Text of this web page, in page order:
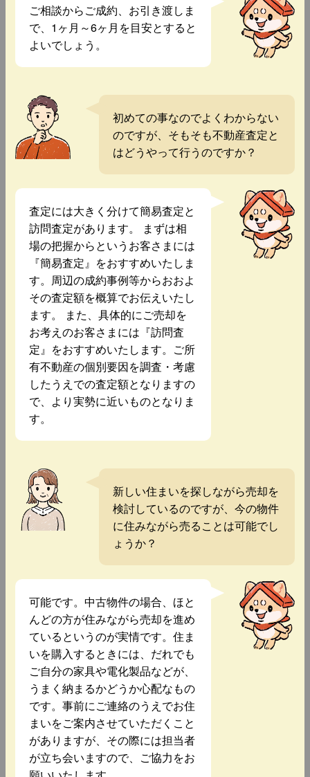
ご相談からご成約、お引き渡しま
で、1ヶ月～6ヶ月を目安とすると
よいでしょう。
初めての事なのでよくわからない
のですが、そもそも不動産査定と
はどうやって行うのですか？
査定には大きく分けて簡易査定と
訪問査定があります。 まずは相
場の把握からというお客さまには
『簡易査定』をおすすめいたしま
す。周辺の成約事例等からおおよ
その査定額を概算でお伝えいたし
ます。 また、具体的にご売却を
お考えのお客さまには『訪問査
定』をおすすめいたします。ご所
有不動産の個別要因を調査・考慮
したうえでの査定額となりますの
で、より実勢に近いものとなりま
す。
新しい住まいを探しながら売却を
検討しているのですが、今の物件
に住みながら売ることは可能でし
ょうか？
可能です。中古物件の場合、ほと
んどの方が住みながら売却を進め
ているというのが実情です。住ま
いを購入するときには、だれでも
ご自分の家具や電化製品などが、
うまく納まるかどうか心配なもの
です。事前にご連絡のうえでお住
まいをご案内させていただくこと
がありますが、その際には担当者
が立ち会いますので、ご協力をお